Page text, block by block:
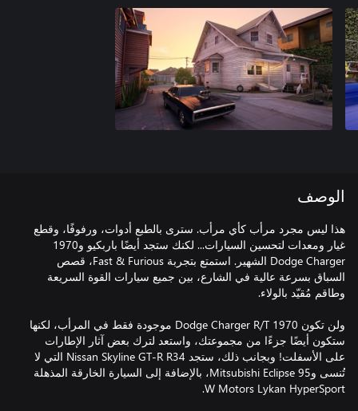
الوصف
هذا ليس مجرد مرأب كأي مرأب. سترى بالطبع أدوات، ورفوفًا، وقطع
غيار ومعدات لتحسين السيارات... لكنك ستجد أيضًا باربكيو و1970
Dodge Charger الشهير. استمتع بتجربة Fast & Furious، قصص
السباق بسرعة عالية في الشارع، بين جميع سيارات القوة السريعة
ولن تكون 1970 Dodge Charger R/T موجودة فقط في المرأب، لكنها
ستكون أيضًا جزءًا من مجموعتك، واستعد لترك بعض آثار الإطارات
على الأسفلت! وبجانب ذلك، ستجد Nissan Skyline GT-R R34 التي لا
تُنسى و95 Mitsubishi Eclipse، بالإضافة إلى السيارة الخارقة المذهلة